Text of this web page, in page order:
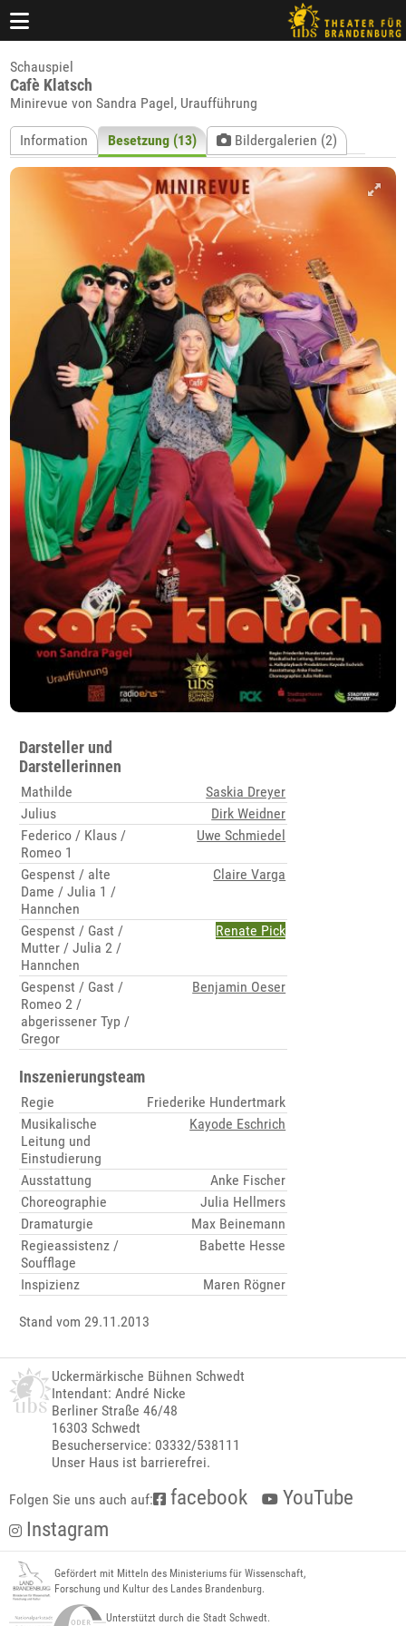
Schauspiel
Cafè Klatsch
Minirevue von Sandra Pagel, Uraufführung
Information Besetzung (13) Bildergalerien (2)
Darsteller und
Darstellerinnen
Mathilde
Saskia Dreyer
Julius
Dirk Weidner
Federico / Klaus /
Romeo 1
Uwe Schmiedel
Gespenst / alte
Dame / Julia 1 /
Hannchen
Claire Varga
Gespenst / Gast /
Mutter / Julia 2 /
Hannchen
Renate Pick
Gespenst / Gast /
Romeo 2 /
abgerissener Typ /
Gregor
Benjamin Oeser
Inszenierungsteam
Regie
Friederike Hundertmark
Musikalische
Leitung und
Einstudierung
Kayode Eschrich
Ausstattung
Anke Fischer
Choreographie
Julia Hellmers
Dramaturgie
Max Beinemann
Regieassistenz /
Soufflage
Babette Hesse
Inspizienz Maren Rögner
Stand vom 29.11.2013
Uckermärkische Bühnen Schwedt
Intendant: André Nicke
Berliner Straße 46/48
16303 Schwedt
Besucherservice: 03332/538111
Unser Haus ist barrierefrei.
Folgen Sie uns auch auf: facebook
YouTube
Instagram
Gefördert mit Mitteln des Ministeriums für Wissenschaft,
Forschung und Kultur des Landes Brandenburg.
Unterstützt durch die Stadt Schwedt.